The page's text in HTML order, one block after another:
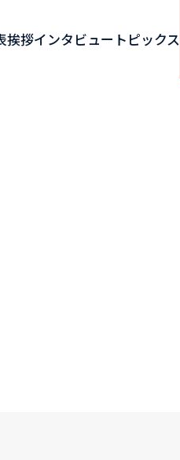
挨拶インタビュー トピックス